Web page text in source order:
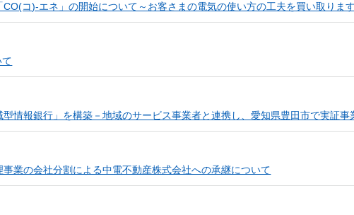
コ)-エネ」の開始について～お客さまの電気の使い方の工夫を買い取りま
情報銀行」を構築－地域のサービス事業者と連携し、愛知県豊田市で実証事
業の会社分割による中電不動産株式会社への承継について